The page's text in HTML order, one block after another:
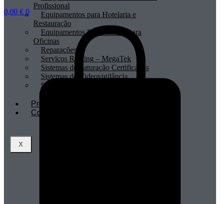
Profissional
Equipamentos para Hotelaria e
Restauração
Equipamentos Profissionais para
Oficinas
Reparações
Serviços Renting – MegaTek
Sistemas de Faturação Certificados
Sistemas de Videovigilância
Sistemas POS
Profissionais
Contactos
X
0,00 € 0